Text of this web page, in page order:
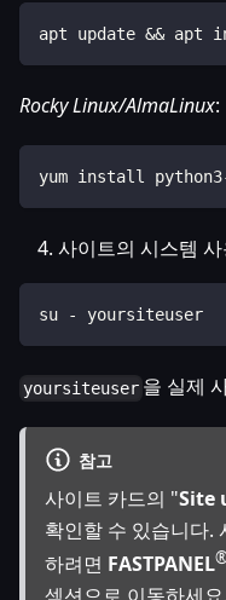
apt update && apt
Rocky Linux/AlmaLinux:
yum install
사이트의 시스템
su - yoursiteuser
yoursiteuser 을 실제
참고
사이트 카드의 "Site
확인할 수 있습니다.
하려면 FASTPANEL